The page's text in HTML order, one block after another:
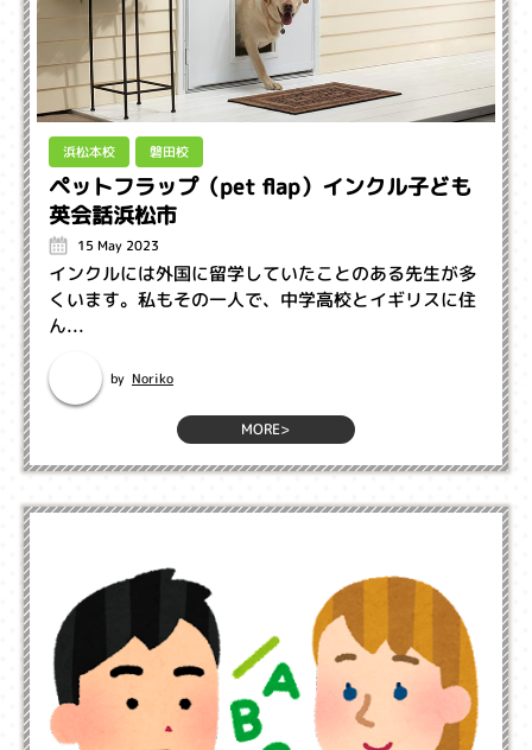
浜松本校 磐田校
ペットフラップ（pet flap）インクル子ども
英会話浜松市
15 May 2023
インクルには外国に留学していたことのある先生が多
くいます。私もその一人で、中学高校とイギリスに住
ん...
by Noriko
MORE>